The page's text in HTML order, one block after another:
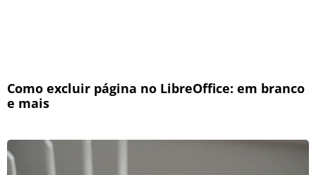
Como excluir página no LibreOffice: em branco
e mais